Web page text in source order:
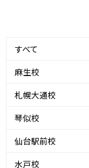
すべて
麻生校
札幌大通校
琴似校
仙台駅前校
水戸校